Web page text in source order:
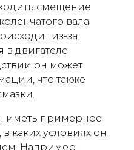
смещение
вала
из-за
двигателе
он может
что также
иметь примерное
каких условиях он
Например,